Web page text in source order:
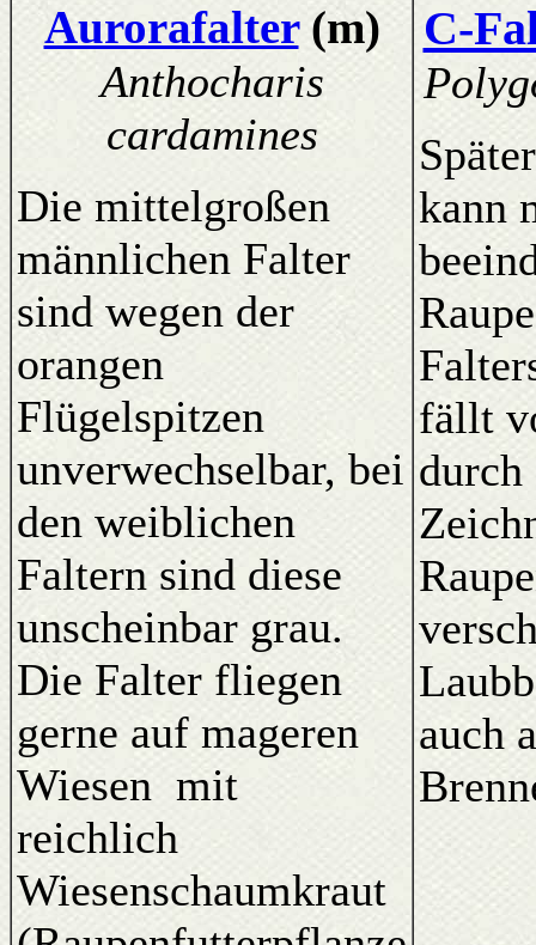
Aurorafalter(m)
Anthocharis
cardamines
Die mittelgroßen
männlichen Falter
sind wegen der
orangen
Flügelspitzen
unverwechselbar, bei
den weiblichen
Faltern sind diese
unscheinbar grau.
Die Falter fliegen
gerne auf mageren
Wiesen mit
reichlich
Wiesenschaumkraut
C-
kann
fällt
durch
auch